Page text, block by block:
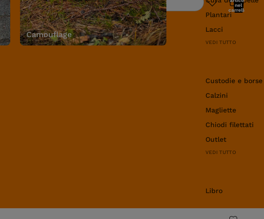
Camouflage
Plantari
Lacci
VEDI TUTTO
Custodie e
Calzini
Magliette
Chiodi filettati
Outlet
VEDI TUTTO
Libro
Ricerca
nel
carrello: